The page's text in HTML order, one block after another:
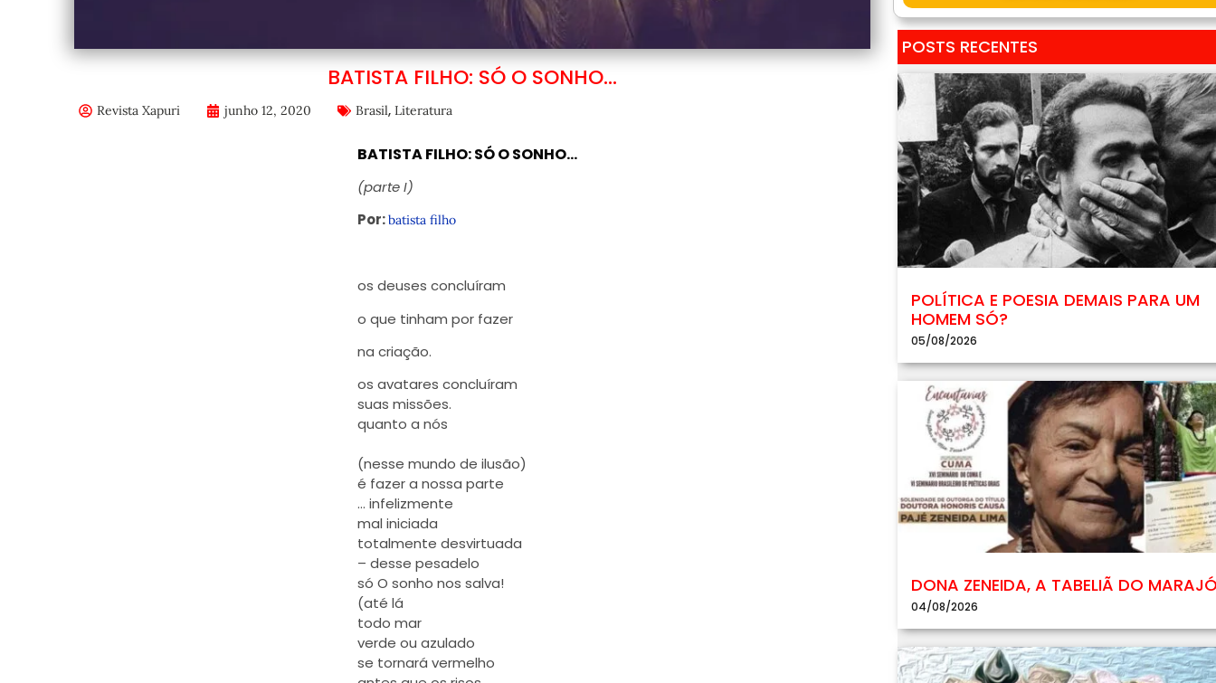
BATISTA FILHO: SÓ O SONHO…
Revista Xapuri junho 12, 2020 Brasil, Literatura
BATISTA FILHO: SÓ O SONHO…
(parte I)
Por:batista filho
os deuses concluíram
o que tinham por fazer
na criação.
os avatares concluíram
suas missões.
quanto a nós
(nesse mundo de ilusão)
é fazer a nossa parte
… infelizmente
mal iniciada
totalmente desvirtuada
– desse pesadelo
só O sonho nos salva!
(até lá
todo mar
verde ou azulado
se tornará vermelho
POSTS RECENTES
POLÍTICA E POESIA DEMAIS PARA UM
HOMEM SÓ?
05/08/2026
DONA ZENEIDA, A TABELIÃ DO
04/08/2026